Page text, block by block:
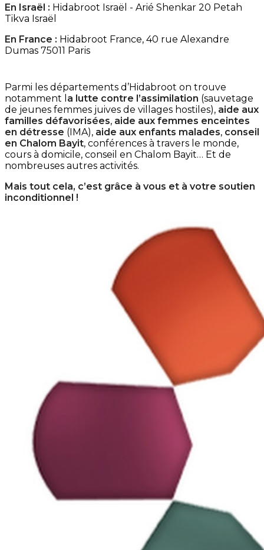
En Israël : Hidabroot Israël - Arié Shenkar 20 Petah
Tikva Israël
En France : Hidabroot France, 40 rue Alexandre
Dumas 75011 Paris
Parmi les départements d’Hidabroot on trouve
notamment l a lutte contre l’assimilation (sauvetage
de jeunes femmes juives de villages hostiles), aide aux
familles défavorisées, aide aux femmes enceintes
en détresse (IMA), aide aux enfants malades, conseil
en Chalom Bayit, conférences à travers le monde,
cours à domicile, conseil en Chalom Bayit… Et de
nombreuses autres activités.
Mais tout cela, c’est grâce à vous et à votre soutien
inconditionnel !